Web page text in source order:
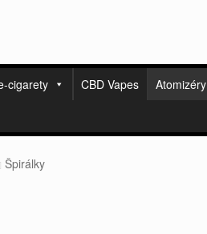
cigarety CBD Vapes Atomizéry
Špirálky